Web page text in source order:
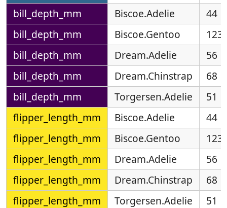
bill_depth_mm
Biscoe.Adelie
44
bill_depth_mm
Biscoe.Gentoo
123
bill_depth_mm
Dream.Adelie
56
bill_depth_mm
Dream.Chinstrap
68
bill_depth_mm
Torgersen.Adelie
51
flipper_length_mm
Biscoe.Adelie
44
flipper_length_mm
Biscoe.Gentoo
123
flipper_length_mm
Dream.Adelie
56
flipper_length_mm
Dream.Chinstrap
68
flipper_length_mm
Torgersen.Adelie
51